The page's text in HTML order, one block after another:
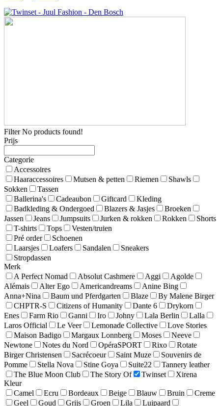
FilterNo products found!
Prijs
Categorie
Accessoires
Haaraccessoires
Mutsen & petten Riemen
Shawls
Sokken
Tassen
Ballerina's
Cadeaubon Giftcard
Kleding
Badkleding & Ondergoed
Blazers & Jasjes
Broeken
Jassen
Jeans Jumpsuits Jurken & rokken Rokken
Shorts
T-shirts
Tops
Vesten/truien
Pré order
Schoenen
Laarsjes
Loafers Sandalen
Sneakers
Stropdassen
Merk
A Perfect Nomad
Absolut Cashmere Aggi
Agolde
Alémais
Alter Ego Americandreams
Anine Bing
Anna+Nina
Baum und Pferdgarten Blaze
By Malene Birger
CHPTR-S
Citizens of Humanity Dante 6
Drykorn
Enes
Farm Rio Ganni Iro Johny Lala Berlin
Lalla
Laros Official
Le Veer Lemonade Collective
Love Stories
Maison Badigo
Margaux Lonnberg Moses
Neeve
Newtone
Notes du Nord OpéraSPORT Rixo
Rotate
Birger Christensen
Sacrécoeur Saint Muze
Souvenirs de
Pomme
Stella Nova Stine Goya Suite22
Tannery leather
The Blue Moon Club
The Story Of Twinset
Xirena
Kleur
Camel
Ecru Bordeaux Beige Blauw Bruin
Creme
Geel
Goud Grijs Groen Lila Luipaard